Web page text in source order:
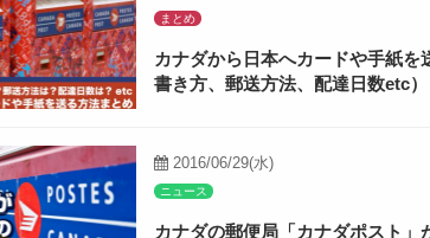
まとめ
カナダから日本へカードや手紙を
書き方、郵送方法、配達日数etc）
2016/06/29(水)
ニュース
カナダの郵便局「カナダポスト」